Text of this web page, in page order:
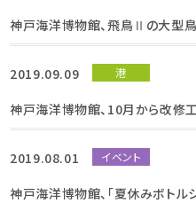
神戸海洋博物館、飛鳥Ⅱの大型
2019.09.09 港
神戸海洋博物館、10月から改修
2019.08.01 イベント
神戸海洋博物館、「夏休みボトル